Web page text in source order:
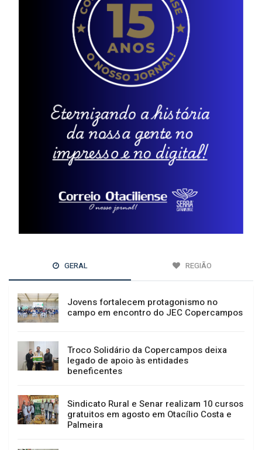
GERAL REGIÃO
Jovens fortalecem protagonismo no
campo em encontro do JEC Copercampos
Troco Solidário da Copercampos deixa
legado de apoio às entidades
beneficentes
Sindicato Rural e Senar realizam 10 cursos
gratuitos em agosto em Otacílio Costa e
Palmeira